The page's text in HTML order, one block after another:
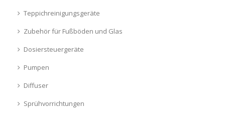
Teppichreinigungsgeräte
Zubehör für Fußböden und Glas
Dosiersteuergeräte
Pumpen
Diffuser
Sprühvorrichtungen